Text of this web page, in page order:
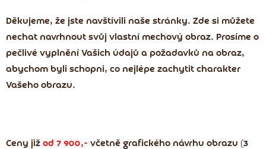
Děkujeme, že jste navštívili naše stránky. Zde si můžete
nechat navrhnout svůj vlastní mechový obraz. Prosíme o
pečlivé vyplnění Vašich údajů a požadavků na obraz,
abychom byli schopni, co nejlépe zachytit charakter
Vašeho obrazu.
Ceny již od 7 900,- včetně grafického návrhu obrazu (3